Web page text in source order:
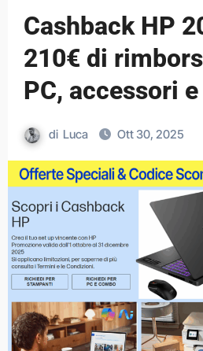
Cashback HP
210€ di
PC, accessori
di Luca Ott 30, 2025